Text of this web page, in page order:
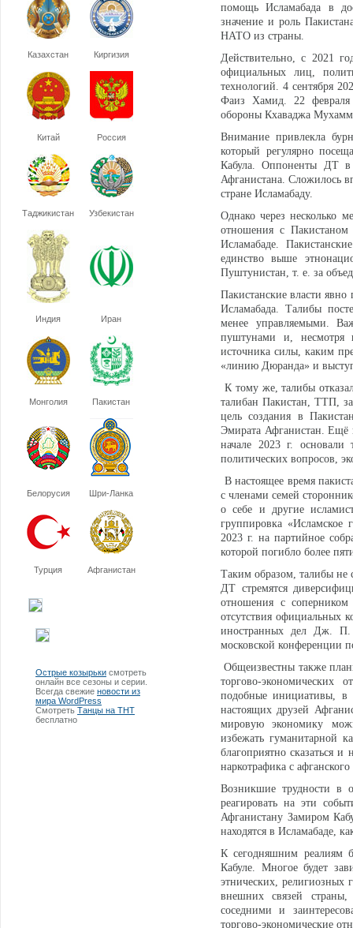
Казахстан Киргизия
Китай Россия
Таджикистан Узбекистан
Индия Иран
Монголия Пакистан
Белорусия Шри-Ланка
Турция Афганистан
Острые козырьки смотреть
онлайн все сезоны и серии.
Всегда свежие новости из
мира WordPress
Смотреть Танцы на ТНТ
бесплатно
помощь Исламабада в
значение и роль
НАТО из страны.
Действительно, с 2021
официальных лиц,
технологий. 4 сентября
Фаиз Хамид. 22 февраля
обороны Кхаваджа
Внимание привлекла
который регулярно
Кабула. Оппоненты ДТ в
Афганистана. Сложилось
стране Исламабаду.
Однако через несколько
отношения с
Исламабаде.
единство выше
Пуштунистан, т. е. за
Пакистанские власти
Исламабада. Талибы
менее управляемыми.
пуштунами и, несмотря
источника силы, каким
«линию Дюранда» и
К тому же, талибы
талибан Пакистан, ТТП,
цель создания в
Эмирата Афганистан. Ещё
начале 2023 г. основали
политических вопросов,
В настоящее время
с членами семей
о себе и другие
группировка «Исламское
2023 г. на партийное
которой погибло более
Таким образом, талибы не
ДТ стремятся
отношения с
отсутствия официальных
иностранных дел Дж. П.
московской конференции
Общеизвестны также
торгово-экономических
подобные инициативы, в
настоящих друзей
мировую экономику
избежать гуманитарной
благоприятно сказаться
наркотрафика с
Возникшие трудности в
реагировать на эти
Афганистану Замиром
находятся в Исламабаде,
К сегодняшним реалиям
Кабуле. Многое будет
этнических, религиозных
внешних связей
соседними и
торгово-экономические